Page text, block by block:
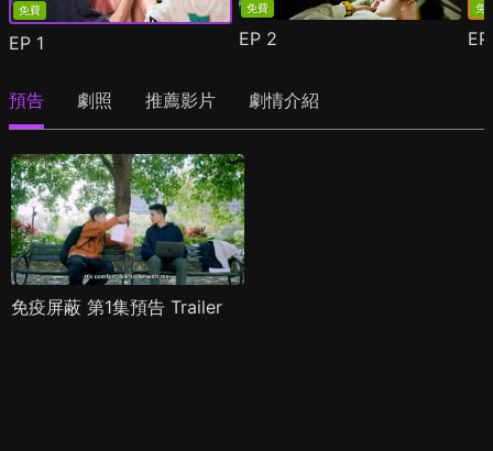
免費
EP 1
免費
EP 2
免
預告 劇照 推薦影片 劇情介紹
免疫屏蔽 第1集預告 Trailer